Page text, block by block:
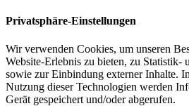
Privatsphäre-Einstellungen
Wir verwenden Cookies, um unseren
Website-Erlebnis zu bieten, zu Statistik-
sowie zur Einbindung externer Inhalte.
Nutzung dieser Technologien werden
Gerät gespeichert und/oder abgerufen.